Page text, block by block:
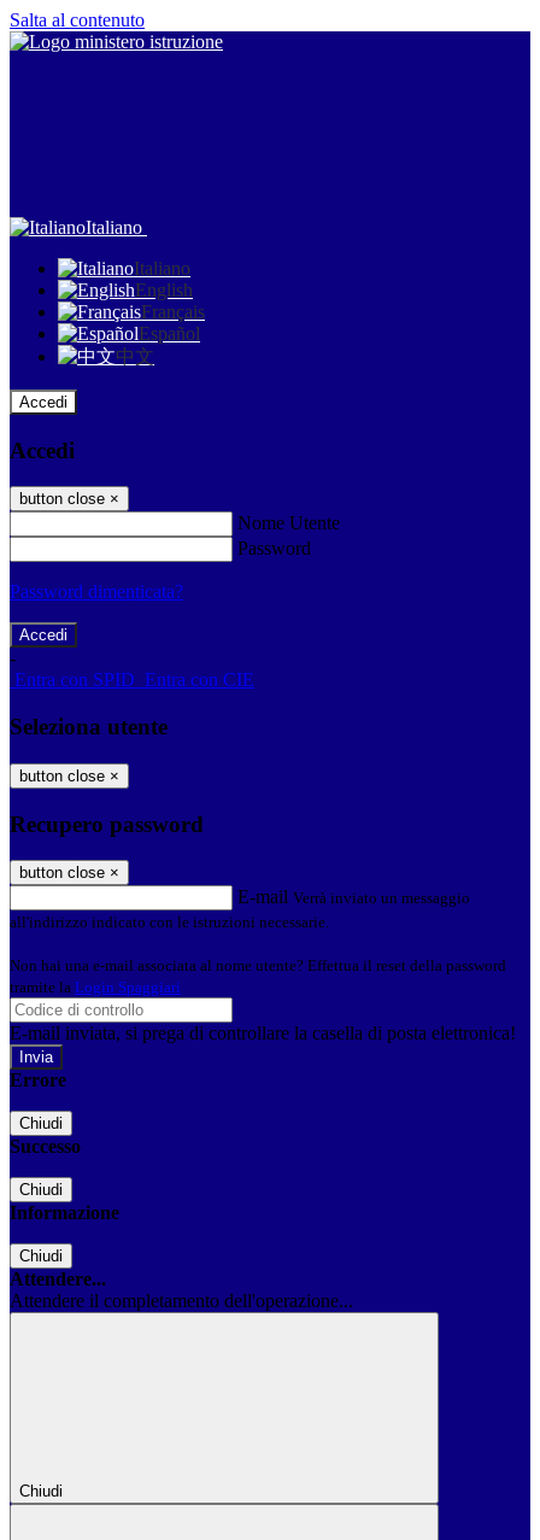
Salta al contenuto
Italiano
Italiano
English
Français
Español
中文
Accedi
Accedi
button close ×
Nome Utente
Password
Password dimenticata?
-
Entra con SPID Entra con CIE
Seleziona utente
button close ×
Recupero password
button close ×
E-mail Verrà inviato un messaggio
all'indirizzo indicato con le istruzioni necessarie.
Non hai una e-mail associata al nome utente? Effettua il reset della password
tramite la Login Spaggiari
E-mail inviata, si prega di controllare la casella di posta elettronica!
Errore
Chiudi
Successo
Chiudi
Informazione
Chiudi
Attendere...
Attendere il completamento dell'operazione...
Chiudi